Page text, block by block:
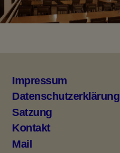
Impressum
Datenschutzerklärung
Satzung
Kontakt
Mail